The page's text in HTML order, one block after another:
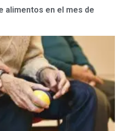
alimentos en el mes de